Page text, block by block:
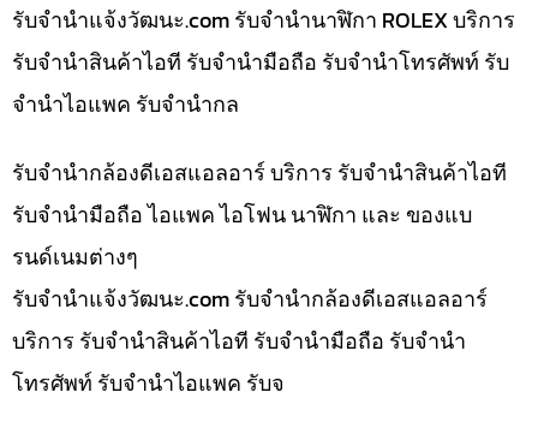
รับจํานําแจ้งวัฒนะ.com รับจำนำนาฬิกา ROLEX บริการ
รับจำนำสินค้าไอที รับจำนำมือถือ รับจำนำโทรศัพท์ รับ
จำนำไอแพค รับจำนำกล
รับจำนำกล้องดีเอสแอลอาร์ บริการ รับจำนำสินค้าไอที
รับจำนำมือถือ ไอแพค ไอโฟน นาฬิกา และ ของแบ
รนด์เนมต่างๆ
รับจํานําแจ้งวัฒนะ.com รับจำนำกล้องดีเอสแอลอาร์
บริการ รับจำนำสินค้าไอที รับจำนำมือถือ รับจำนำ
โทรศัพท์ รับจำนำไอแพค รับจ